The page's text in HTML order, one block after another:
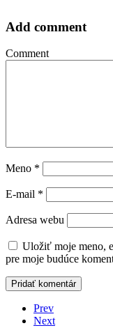
Add comment
Comment
Meno *
E-mail *
Adresa webu
Uložiť moje meno,
pre moje budúce
Prev
Next